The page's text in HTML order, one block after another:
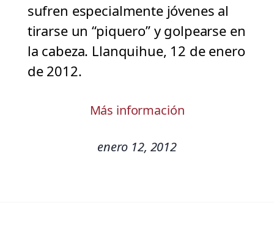
sufren especialmente jóvenes al
tirarse un “piquero” y golpearse en
la cabeza. Llanquihue, 12 de enero
de 2012.
Más información
enero 12, 2012